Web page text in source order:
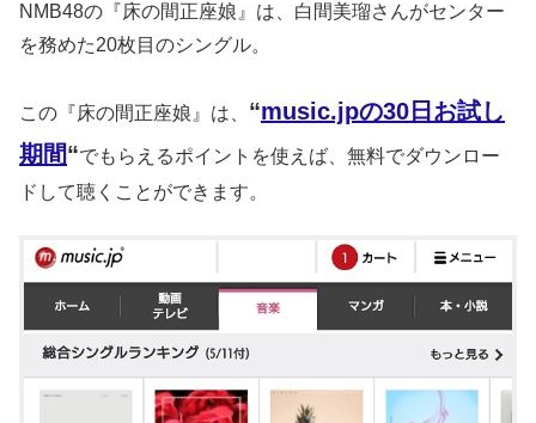
NMB48の『床の間正座娘』は、白間美瑠さんがセンター
を務めた20枚目のシングル。
この『床の間正座娘』は、 “music.jpの30日お試し
期間“でもらえるポイントを使えば、無料でダウンロー
ドして聴くことができます。